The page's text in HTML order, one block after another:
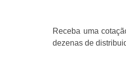
Receba uma
dezenas de